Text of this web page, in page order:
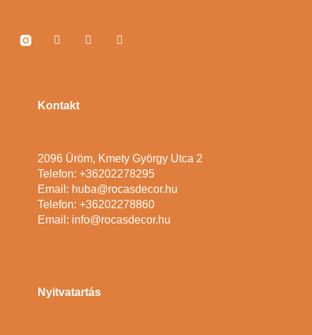
Kontakt
2096 Üröm, Kmety György Utca 2
Telefon: +36202278295
Email: huba@rocasdecor.hu
Telefon: +36202278860
Email: info@rocasdecor.hu
Nyitvatartás